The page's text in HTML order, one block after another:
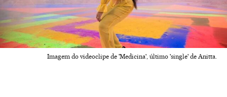
Imagem do videoclipe de 'Medicina', último 'single' de Anitta.